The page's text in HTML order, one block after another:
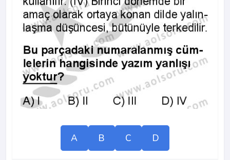
A B C D